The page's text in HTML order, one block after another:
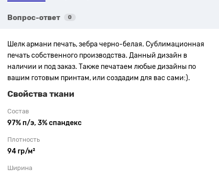
Вопрос-ответ 0
Шелк армани печать, зебра черно-белая. Сублимационная
печать собственного производства. Данный дизайн в
наличии и под заказ. Также печатаем любые дизайны по
вашим готовым принтам, или создадим для вас сами:).
Свойства ткани
Состав
97% п/э, 3% спандекс
Плотность
94 гр/м²
Ширина